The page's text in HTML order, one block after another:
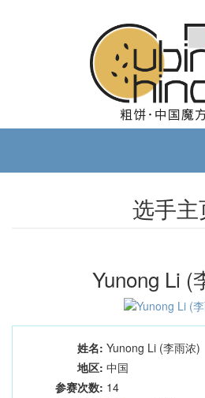
选手主
Yunong Li (
姓名: Yunong Li (李雨浓)
地区: 中国
参赛次数: 14